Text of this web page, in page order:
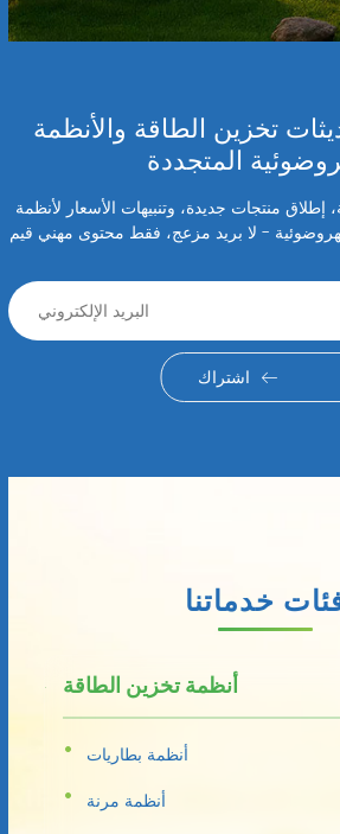
تخزين الطاقة والأنظمة
المتجددة
منتجات جديدة، وتنبيهات الأسعار لأنظمة
- لا بريد مزعج، فقط محتوى مهني قيم
اشتراك
خدماتنا
أنظمة تخزين الطاقة
أنظمة بطاريات
أنظمة مرنة